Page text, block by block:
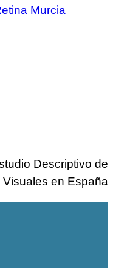
Murcia
Descriptivo de
en España